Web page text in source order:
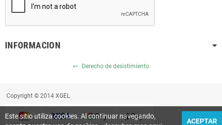
INFORMACION
↩ Derecho de desistimiento
Copyright © 2014 XGEL
Este sitio utiliza cookies. Al continuar navegando,
ACEPTAR